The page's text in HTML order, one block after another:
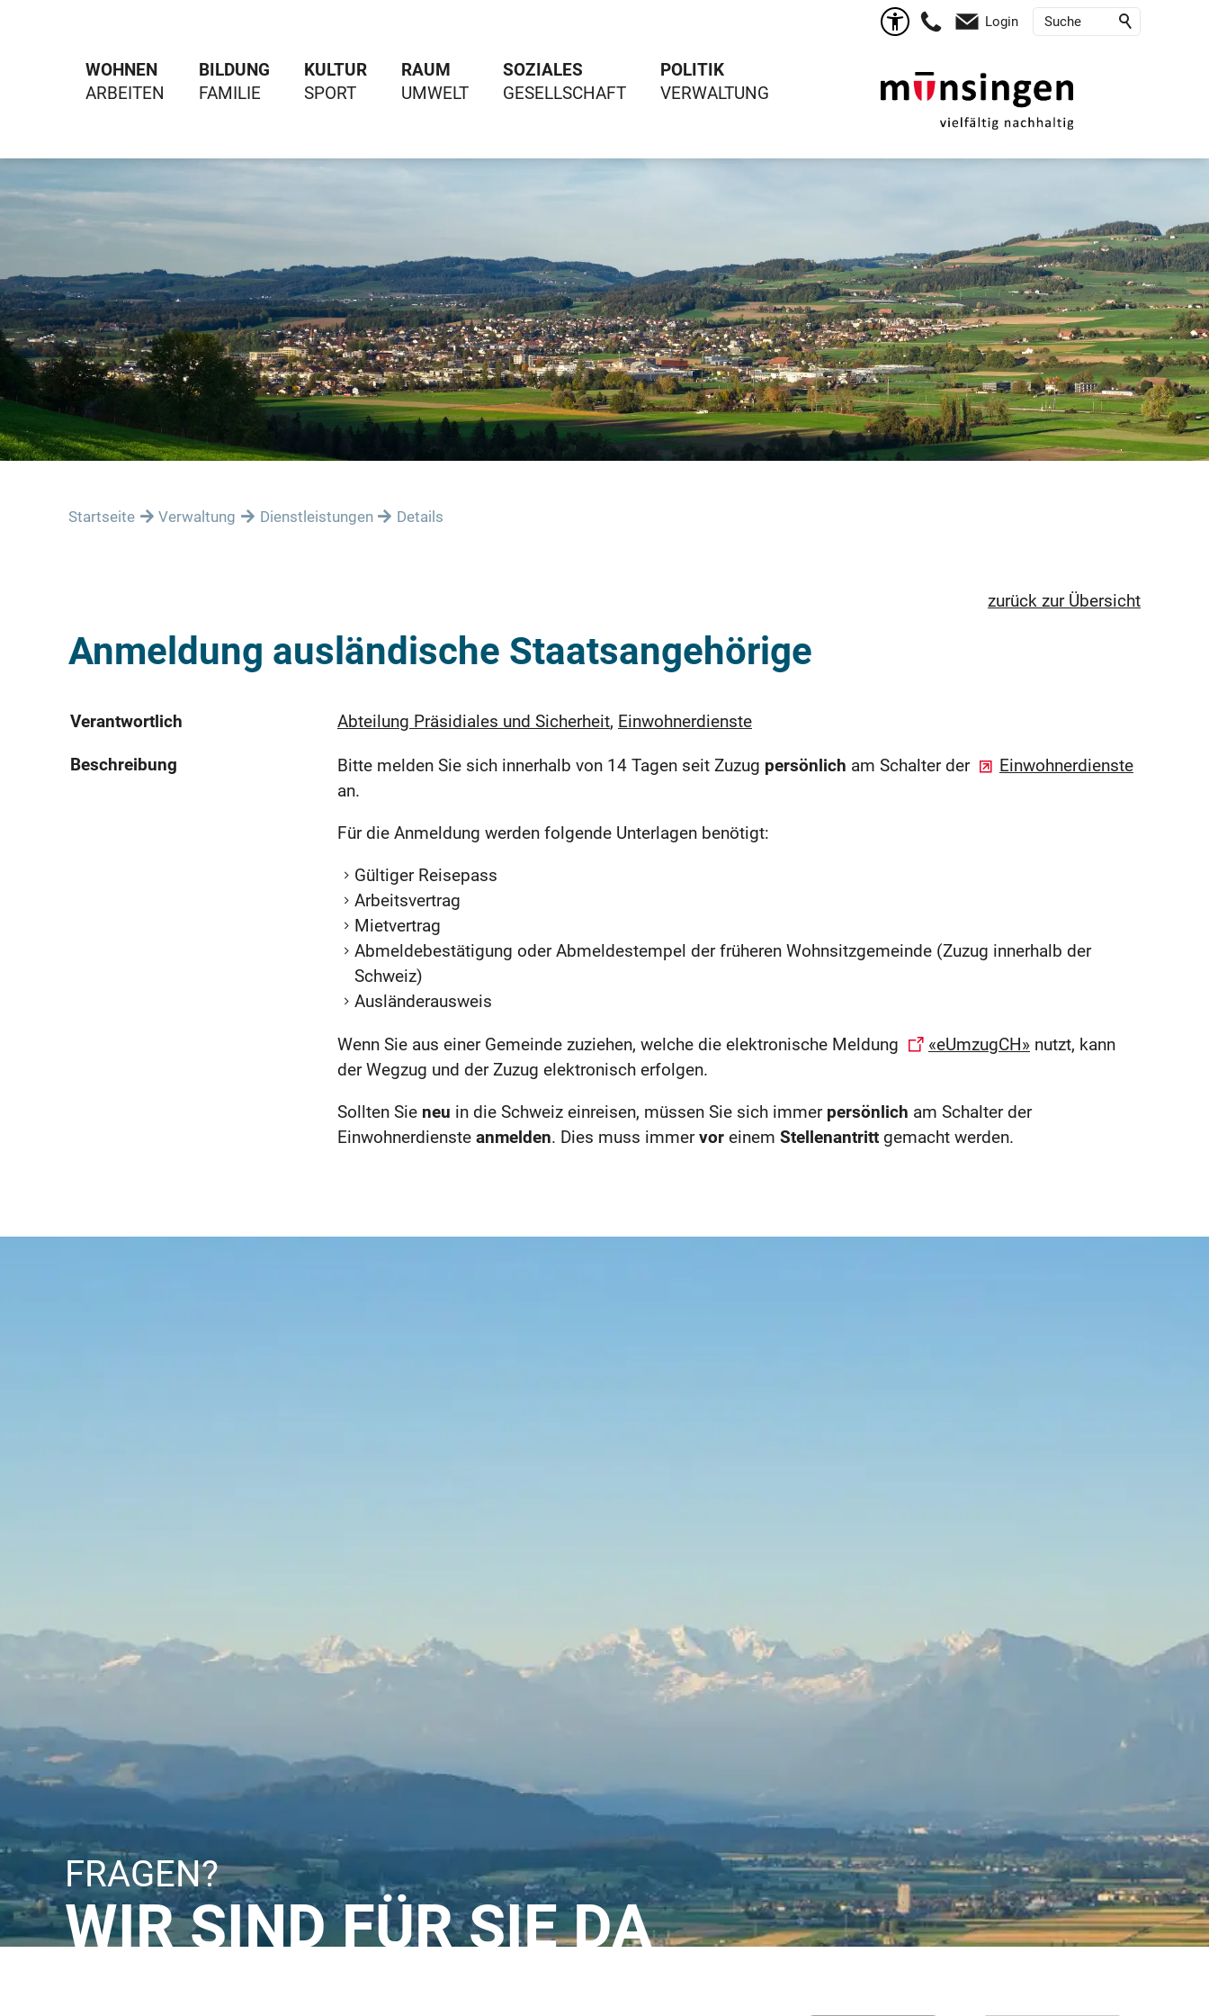
WOHNEN BILDUNG KULTUR RAUM SOZIALES POLITIK
Login
Startseite Verwaltung Dienstleistungen Details
zurück zur Übersicht
Anmeldung ausländische Staatsangehörige
Verantwortlich Abteilung Präsidiales und Sicherheit, Einwohnerdienste
Beschreibung Bitte melden Sie sich innerhalb von 14 Tagen seit Zuzug persönlich am Schalter der
Einwohnerdienste
an.
Für die Anmeldung werden folgende Unterlagen benötigt:
Gültiger Reisepass
Arbeitsvertrag
Mietvertrag
Abmeldebestätigung oder Abmeldestempel der früheren Wohnsitzgemeinde (Zuzug innerhalb der
Schweiz)
Ausländerausweis
Wenn Sie aus einer Gemeinde zuziehen, welche die elektronische Meldung «eUmzugCH» nutzt, kann
der Wegzug und der Zuzug elektronisch erfolgen.
Sollten Sie neu in die Schweiz einreisen, müssen Sie sich immer persönlich am Schalter der
Einwohnerdienste anmelden. Dies muss immervor einem Stellenantritt gemacht werden.
FRAGEN?
WIR SIND FÜR SIE DA